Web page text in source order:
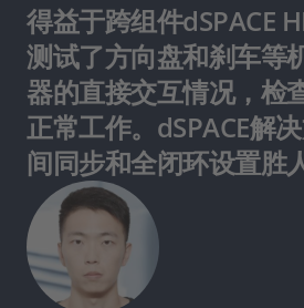
得益于跨组件dSPACE
测试了方向盘和刹车等
器的直接交互情况，检
正常工作。dSPACE解
间同步和全闭环设置胜